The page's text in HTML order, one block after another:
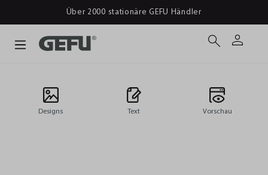
Über 2000 stationäre GEFU Händler
Designs Text Vorschau